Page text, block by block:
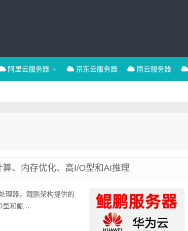
阿里云服务器 京东云服务器 雨云服务器
、内存优化、高I/O型和AI推理
理器，鲲鹏架构提供的
型和鲲 ...